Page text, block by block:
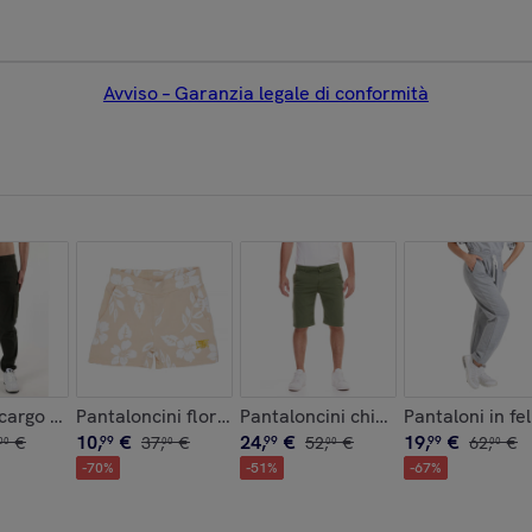
Avviso – Garanzia legale di conformità
da uomo con tasconi Leone Beach
€
Pantaloncini floreali da bambina Chic Boxing
10,99 € 37,00 €
-70%
Pantaloncini chino da uomo
24,99 € 52,00 €
-51%
Pantaloni in
19,99 € 62,00 €
-67%